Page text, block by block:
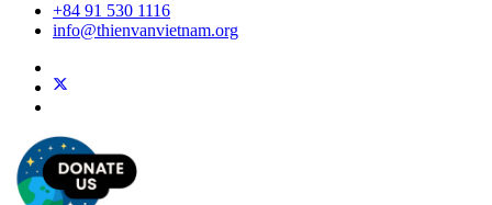
+84 91 530 1116
info@thienvanvietnam.org